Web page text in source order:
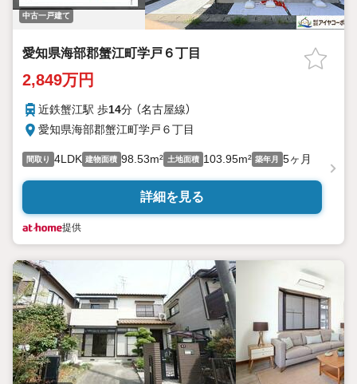
中古一戸建て
愛知県海部郡蟹江町学戸６丁目
2,849万円
近鉄蟹江駅 歩14分 （名古屋線）
愛知県海部郡蟹江町学戸６丁目
間取り 4LDK 建物面積 98.53m² 土地面積 103.95m² 築年月 5ヶ月
詳細を見る
提供